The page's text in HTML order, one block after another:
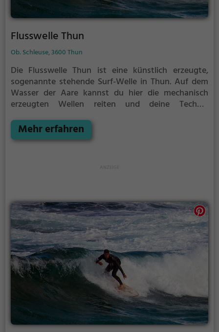
Flusswelle Thun
Ob. Schleuse, 3600 Thun
Die Flusswelle Thun ist eine künstlich erzeugte,
sogenannte stehende Surf-Welle in Thun. Auf dem
Wasser der Aare kannst du hier die mechanisch
erzeugten Wellen reiten und deine Technik
erfahrene Surfer geeignet.
Mehr erfahren